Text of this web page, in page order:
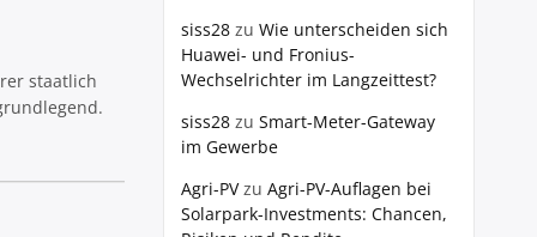
staatlich
siss28 zu Wie unterscheiden sich
Huawei- und Fronius-
Wechselrichter im Langzeittest?
siss28 zu Smart-Meter-Gateway
im Gewerbe
Agri-PVzu Agri-PV-Auflagen bei
Solarpark-Investments: Chancen,